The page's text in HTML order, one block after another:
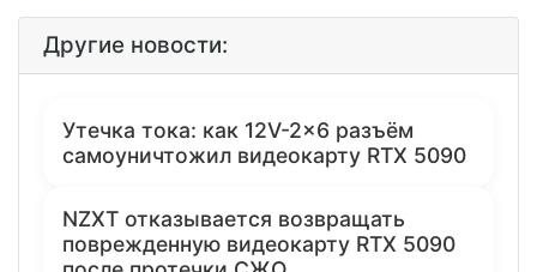
Другие новости:
Утечка тока: как 12V-2x6 разъём
самоуничтожил видеокарту RTX 5090
NZXT отказывается возвращать
поврежденную видеокарту RTX 5090